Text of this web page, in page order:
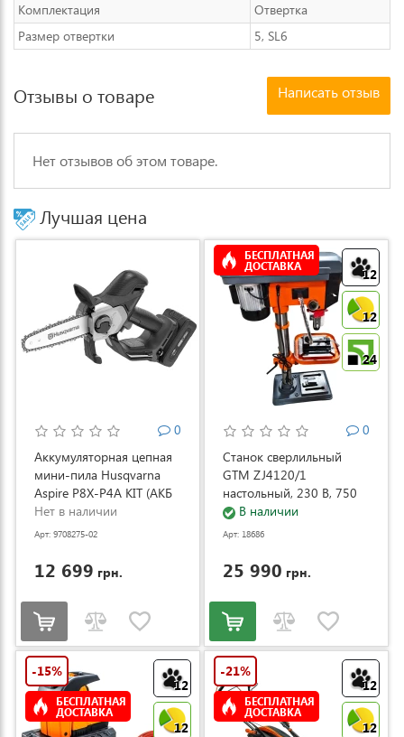
Комплектация
Отвертка
Размер отвертки
5, SL6
Отзывы о товаре Написать отзыв
Нет отзывов об этом товаре.
Лучшая цена
0
Аккумуляторная цепная
мини-пила Husqvarna
Aspire P8X-P4A KIT (АКБ
и ЗУ) (9708275-02)
Нет в наличии
Арт: 9708275-02
12 699 грн.
12
12
24
БЕСПЛАТНАЯ
ДОСТАВКА
0
Станок сверлильный
GTM ZJ4120/1
настольный, 230 В, 750
Вт (ZJ4120/1)
В наличии
Арт: 18686
25 990 грн.
12
12
-15%
БЕСПЛАТНАЯ
ДОСТАВКА
12
12
-21%
БЕСПЛАТНАЯ
ДОСТАВКА